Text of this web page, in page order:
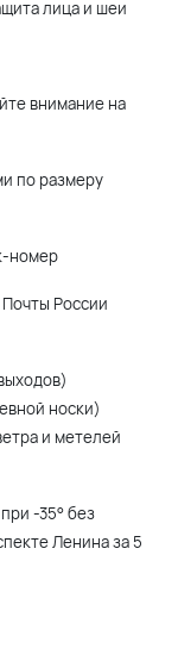
лица и шеи
внимание на
по размеру
номер
России
носки)
и метелей
-35° без
Ленина за 5